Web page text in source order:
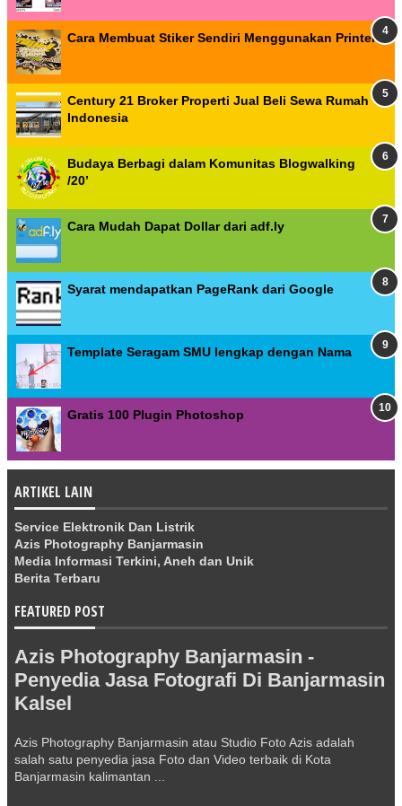
Cara Membuat Stiker Sendiri Menggunakan Printer
Century 21 Broker Properti Jual Beli Sewa Rumah
Indonesia
Budaya Berbagi dalam Komunitas Blogwalking
/20’
Cara Mudah Dapat Dollar dari adf.ly
Syarat mendapatkan PageRank dari Google
Template Seragam SMU lengkap dengan Nama
Gratis 100 Plugin Photoshop
ARTIKEL LAIN
Service Elektronik Dan Listrik
Azis Photography Banjarmasin
Media Informasi Terkini, Aneh dan Unik
Berita Terbaru
FEATURED POST
Azis Photography Banjarmasin -
Penyedia Jasa Fotografi Di Banjarmasin
Kalsel
Azis Photography Banjarmasin atau Studio Foto Azis adalah
salah satu penyedia jasa Foto dan Video terbaik di Kota
Banjarmasin kalimantan ...